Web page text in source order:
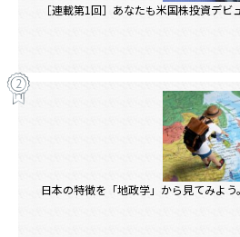
［連載第1回］あなたも米国株投資デ
日本の特徴を「地政学」から見てみよう